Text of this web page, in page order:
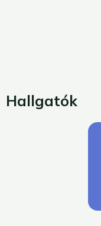
Hallgatók